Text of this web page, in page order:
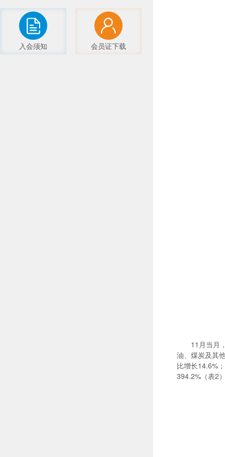
入会须知 会员证下载
11月当月
油、煤炭及其
比增长14.6%
394.2%（表2